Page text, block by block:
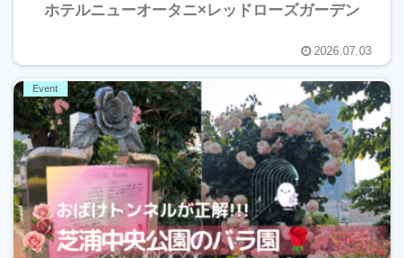
ホテルニューオータニ×レッドローズガーデン
2026.07.03
Event